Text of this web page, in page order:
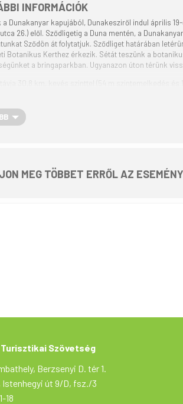
INFORMÁCIÓK
a Dunakanyar kapujából, Dunakesziről indul április
26.) elől. Sződligetig a Duna mentén, a
Sződön át folytatjuk. Sződliget határában
Botanikus Kerthez érkezik. Sétát teszünk a
a bringaparkban. Ugyanazon úton térünk
a Tekerj a Zöldbe! túrasorozat része, ami a
meg.
MEG TÖBBET ERRŐL AZ
Szövetség
Berzsenyi D. tér 1.
Istenhegyi út 9/D, fsz./3
18